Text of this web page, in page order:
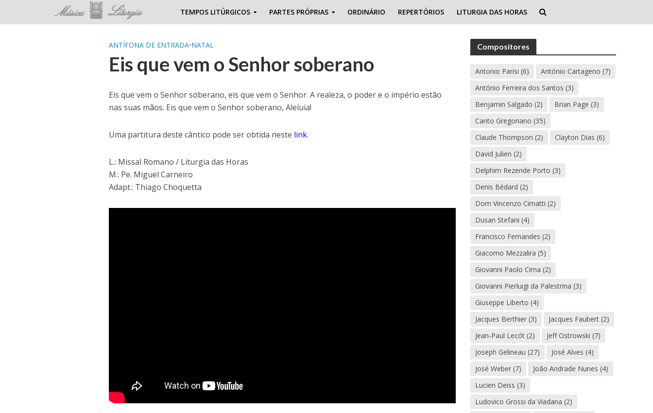
TEMPOS LITÚRGICOS PARTES PRÓPRIAS ORDINÁRIO REPERTÓRIOS LITURGIA DAS HORAS
ANTÍFONA DE ENTRADA•NATAL
Eis que vem o Senhor soberano
Eis que vem o Senhor soberano, eis que vem o Senhor. A realeza, o poder e o império estão
nas suas mãos. Eis que vem o Senhor soberano, Aleluia!
Uma partitura deste cântico pode ser obtida neste link.
L.: Missal Romano / Liturgia das Horas
M.: Pe. Miguel Carneiro
Adapt.: Thiago Choquetta
Compositores
Antonio Parisi (6) António Cartageno (7)
António Ferreira dos Santos (3)
Benjamin Salgado (2) Brian Page (3)
Canto Gregoriano (35)
Claude Thompson (2) Clayton Dias (6)
David Julien (2)
Delphim Rezende Porto (3)
Denis Bédard (2)
Dom Vincenzo Cimatti (2)
Dusan Stefani (4)
Francisco Fernandes (2)
Giacomo Mezzalira (5)
Giovanni Paolo Cima (2)
Giovanni Pierluigi da Palestrina (3)
Giuseppe Liberto (4)
Jacques Berthier (3) Jacques Faubert (2)
Jean-Paul Lecót (2) Jeff Ostrowski (7)
Joseph Gelineau (27) José Alves (4)
José Weber (7) João Andrade Nunes (4)
Lucien Deiss (3)
Ludovico Grossi da Viadana (2)